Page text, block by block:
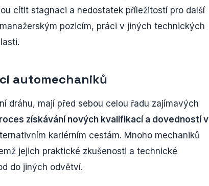
cítit stagnaci a nedostatek příležitostí pro další
pozicím, práci v jiných technických
automechaniků
dráhu, mají před sebou celou řadu zajímavých
získávání nových kvalifikací a dovedností v
kariérním cestám. Mnoho mechaniků
jejich praktické zkušenosti a technické
do jiných odvětví.